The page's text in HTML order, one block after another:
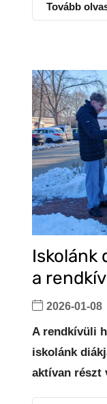
Tovább
Iskolánk
a
2026-01-08
A rendkívüli
iskolánk
aktívan részt